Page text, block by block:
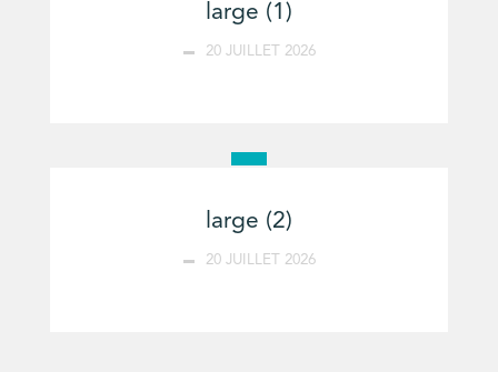
large (1)
20 JUILLET 2026
large (2)
20 JUILLET 2026